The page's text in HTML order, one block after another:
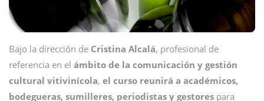
Bajo la dirección de Cristina Alcalá, profesional de
referencia en el ámbito de la comunicación y gestión
cultural vitivinícola, el curso reunirá a académicos,
bodegueras, sumilleres, periodistas y gestores para